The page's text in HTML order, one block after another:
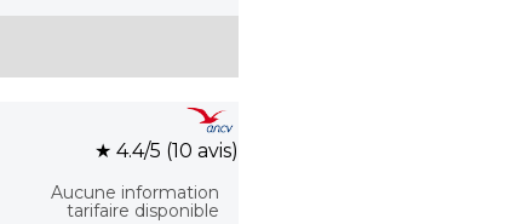
★ 4.4/5 (10 avis)
Aucune information
tarifaire disponible